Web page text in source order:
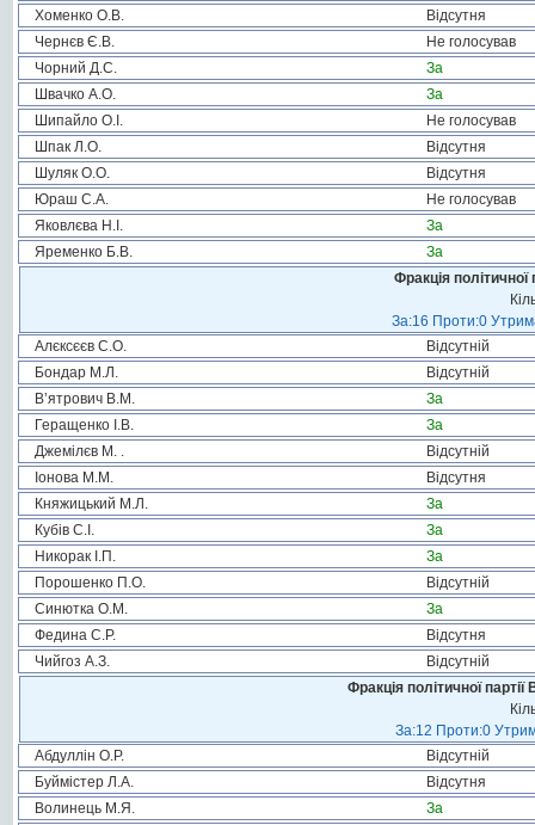
Хоменко О.В.
Відсутня
Чернєв Є.В.
Не голосував
Чорний Д.С.
За
Швачко А.О.
За
Шипайло О.І.
Не голосував
Шпак Л.О.
Відсутня
Шуляк О.О.
Відсутня
Юраш С.А.
Не голосував
Яковлєва Н.І.
За
Яременко Б.В.
За
Фракція
За:16 Проти:0
Алєксєєв С.О.
Відсутній
Бондар М.Л.
Відсутній
В’ятрович В.М.
За
Геращенко І.В.
За
Джемілєв М. .
Відсутній
Іонова М.М.
Відсутня
Княжицький М.Л.
За
Кубів С.І.
За
Никорак І.П.
За
Порошенко П.О.
Відсутній
Синютка О.М.
За
Федина С.Р.
Відсутня
Чийгоз А.З.
Відсутній
Фракція політичної
За:12 Проти:0
Абдуллін О.Р.
Відсутній
Буймістер Л.А.
Відсутня
Волинець М.Я.
За